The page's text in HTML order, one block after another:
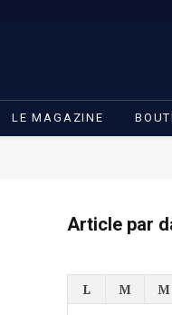
LE MAGAZINE
Article par
L
M M